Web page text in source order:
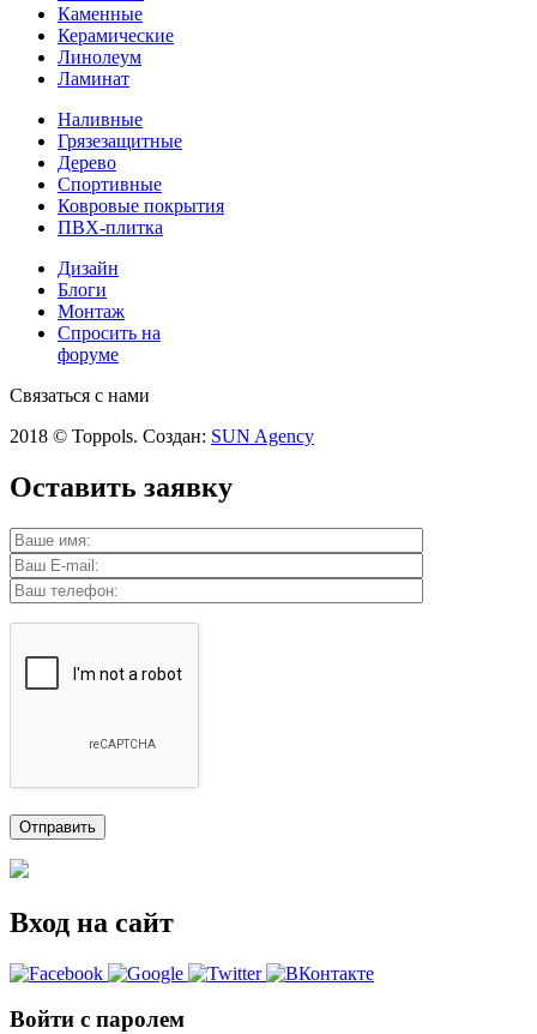
Каменные
Керамические
Линолеум
Ламинат
Наливные
Грязезащитные
Дерево
Спортивные
Ковровые покрытия
ПВХ-плитка
Дизайн
Блоги
Монтаж
Спросить на
форуме
Связаться с нами
2018 © Toppols. Создан: SUN Agency
Оставить заявку
Вход на сайт
Войти с паролем